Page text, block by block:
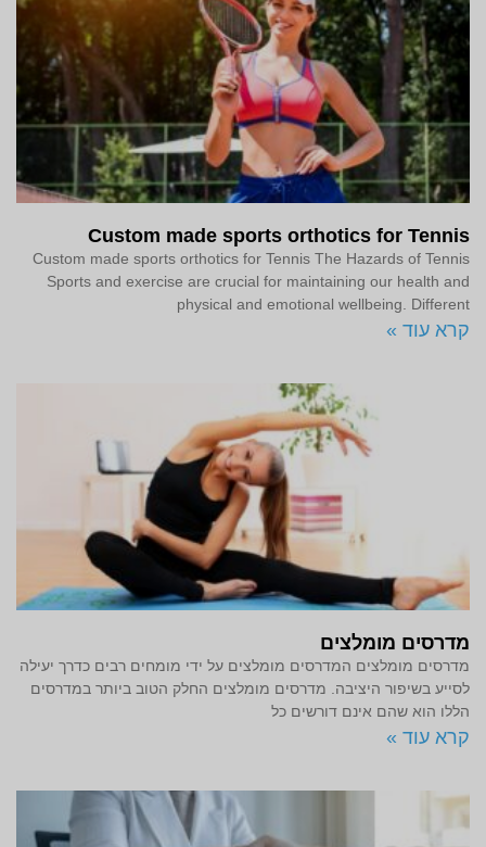
Custom made sports orthotics for Tennis
Custom made sports orthotics for Tennis The Hazards of Tennis
Sports and exercise are crucial for maintaining our health and
physical and emotional wellbeing. Different
קרא עוד »
מדרסים מומלצים
מדרסים מומלצים המדרסים מומלצים על ידי מומחים רבים כדרך יעילה
לסייע בשיפור היציבה. מדרסים מומלצים החלק הטוב ביותר במדרסים
הללו הוא שהם אינם דורשים כל
קרא עוד »